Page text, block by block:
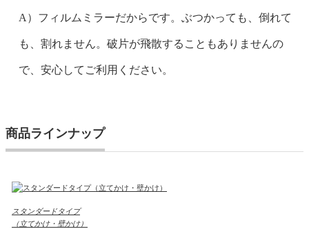
A）フィルムミラーだからです。ぶつかっても、倒れて
も、割れません。破片が飛散することもありませんの
で、安心してご利用ください。
商品ラインナップ
スタンダードタイプ
（立てかけ・壁かけ）